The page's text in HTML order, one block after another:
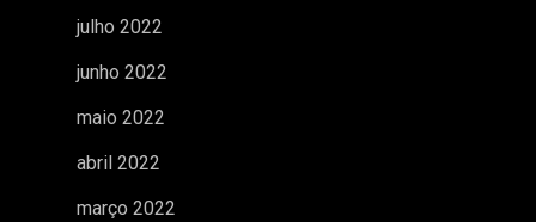
julho 2022
junho 2022
maio 2022
abril 2022
março 2022